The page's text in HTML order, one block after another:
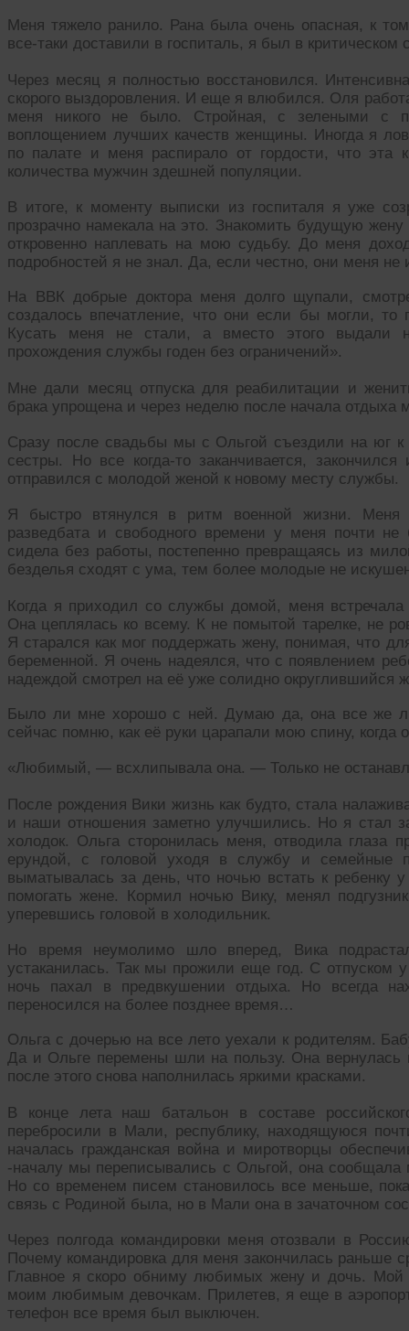
Меня тяжело ранило. Рана была очень опасная, к
все-таки доставили в госпиталь, я был в критическом
Через месяц я полностью восстановился.
скорого выздоровления. И еще я влюбился. Оля
меня никого не было. Стройная, с зелеными с
воплощением лучших качеств женщины. Иногда я
по палате и меня распирало от гордости, что эта
количества мужчин здешней популяции.
В итоге, к моменту выписки из госпиталя я уже
прозрачно намекала на это. Знакомить будущую
откровенно наплевать на мою судьбу. До меня
подробностей я не знал. Да, если честно, они меня не
На ВВК добрые доктора меня долго щупали,
создалось впечатление, что они если бы могли,
Кусать меня не стали, а вместо этого выдали
прохождения службы годен без ограничений».
Мне дали месяц отпуска для реабилитации и
брака упрощена и через неделю после начала отдыха
Сразу после свадьбы мы с Ольгой съездили на юг
сестры. Но все когда-то заканчивается,
отправился с молодой женой к новому месту службы.
Я быстро втянулся в ритм военной жизни. Меня
разведбата и свободного времени у меня почти
сидела без работы, постепенно превращаясь из
безделья сходят с ума, тем более молодые не
Когда я приходил со службы домой, меня
Она цеплялась ко всему. К не помытой тарелке, не
Я старался как мог поддержать жену, понимая, что
беременной. Я очень надеялся, что с появлением
надеждой смотрел на её уже солидно округлившийся
Было ли мне хорошо с ней. Думаю да, она все же
сейчас помню, как её руки царапали мою спину, когда
«Любимый, — всхлипывала она. — Только не
После рождения Вики жизнь как будто, стала
и наши отношения заметно улучшились. Но я стал
холодок. Ольга сторонилась меня, отводила глаза
ерундой, с головой уходя в службу и
выматывалась за день, что ночью встать к ребенку
помогать жене. Кормил ночью Вику, менял
уперевшись головой в холодильник.
Но время неумолимо шло вперед, Вика
устаканилась. Так мы прожили еще год. С отпуском
ночь пахал в предвкушении отдыха. Но всегда
переносился на более позднее время…
Ольга с дочерью на все лето уехали к родителям.
Да и Ольге перемены шли на пользу. Она
после этого снова наполнилась яркими красками.
В конце лета наш батальон в составе
перебросили в Мали, республику, находящуюся
началась гражданская война и миротворцы
-началу мы переписывались с Ольгой, она сообщала
Но со временем писем становилось все меньше,
связь с Родиной была, но в Мали она в зачаточном
Через полгода командировки меня отозвали в
Почему командировка для меня закончилась раньше
Главное я скоро обниму любимых жену и дочь.
моим любимым девочкам. Прилетев, я еще в
телефон все время был выключен.